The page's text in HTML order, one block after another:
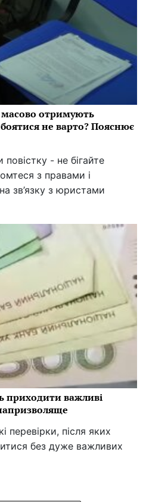
масово отримують
не варто? Пояснює
- не бігайте
з правами і
зв’язку з юристами
приходити важливі
перевірки, після яких
без дуже важливих